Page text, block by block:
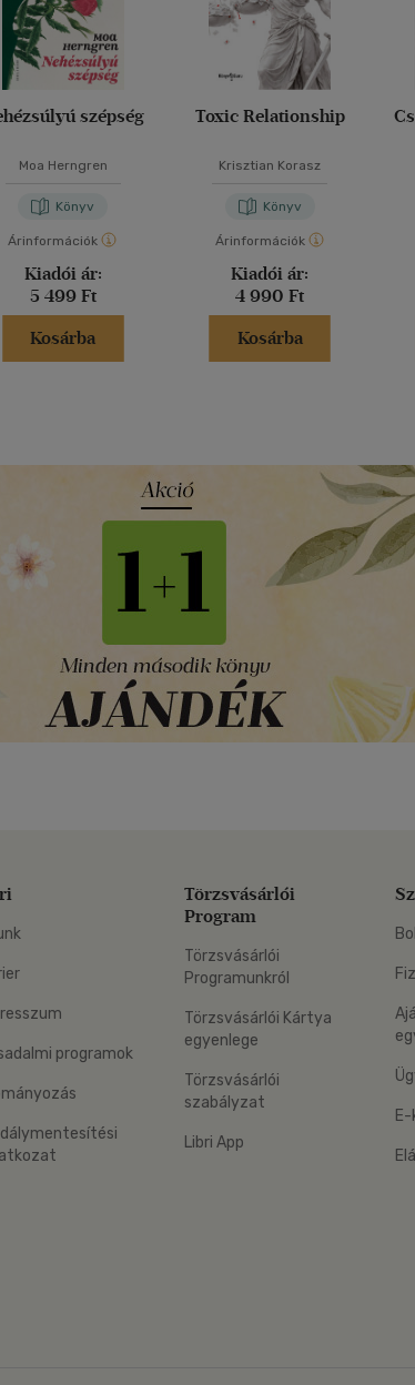
szépség
Moa Herngren
Könyv
Árinformációk
Kiadói ár:
5 499 Ft
Kosárba
Toxic Relationship
Krisztian Korasz
Könyv
Árinformációk
Kiadói ár:
4 990 Ft
Kosárba
programok
Törzsvásárlói
Program
Törzsvásárlói
Programunkról
Törzsvásárlói Kártya
egyenlege
Törzsvásárlói
szabályzat
Libri App